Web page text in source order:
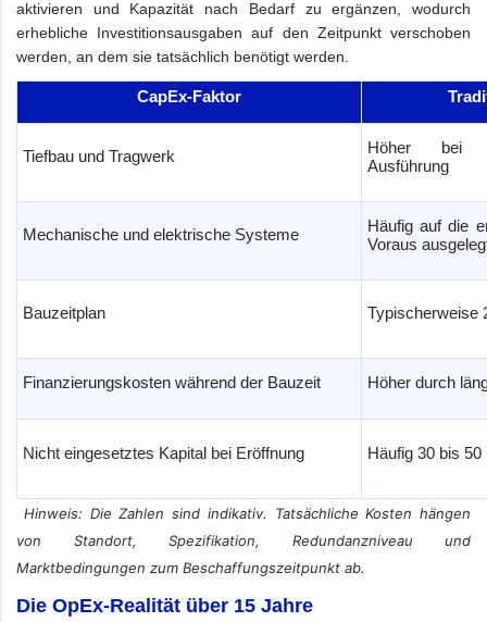
aktivieren und Kapazität nach Bedarf zu ergänzen, wodurch
erhebliche Investitionsausgaben auf den Zeitpunkt verschoben
werden, an dem sie tatsächlich benötigt werden.
CapEx-Faktor
Tiefbau und Tragwerk
Höher bei
Ausführung
Mechanische und elektrische Systeme
Häufig auf die
Voraus
Bauzeitplan Typischerweise
Finanzierungskosten während der Bauzeit Höher durch
Nicht eingesetztes Kapital bei Eröffnung Häufig 30 bis
Hinweis: Die Zahlen sind indikativ. Tatsächliche Kosten hängen
von Standort, Spezifikation, Redundanzniveau und
Marktbedingungen zum Beschaffungszeitpunkt ab.
Die OpEx-Realität über 15 Jahre